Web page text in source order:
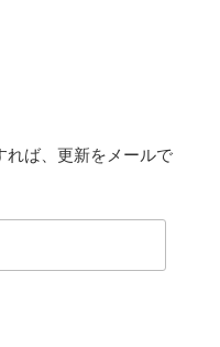
れば、更新をメールで